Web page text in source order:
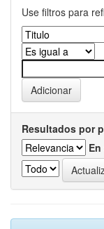
Use filtros para
Resultados por